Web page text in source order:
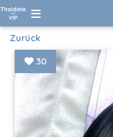
Zurück
30